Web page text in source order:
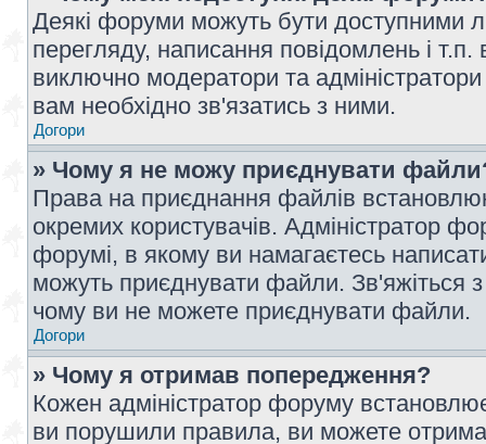
Деякі форуми можуть бути доступними
перегляду, написання повідомлень і
виключно модератори та
вам необхідно зв'язатись з ними.
Догори
» Чому я не можу приєднувати
Права на приєднання файлів
окремих користувачів. Адміністратор
форумі, в якому ви намагаєтесь
можуть приєднувати файли. Зв'яжіться
чому ви не можете приєднувати файли.
Догори
» Чому я отримав попередження?
Кожен адміністратор форуму
ви порушили правила, ви можете